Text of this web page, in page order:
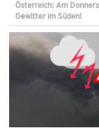
Österreich: Am
Gewitter im Süden!